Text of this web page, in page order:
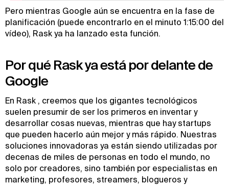
Pero mientras Google aún se encuentra en la fase de
planificación (puede encontrarlo en el minuto 1:15:00 del
vídeo), Rask ya ha lanzado esta función.
Por qué Rask ya está por delante de
Google
En Rask , creemos que los gigantes tecnológicos
suelen presumir de ser los primeros en inventar y
desarrollar cosas nuevas, mientras que hay startups
que pueden hacerlo aún mejor y más rápido. Nuestras
soluciones innovadoras ya están siendo utilizadas por
decenas de miles de personas en todo el mundo, no
solo por creadores, sino también por especialistas en
marketing, profesores, streamers, blogueros y